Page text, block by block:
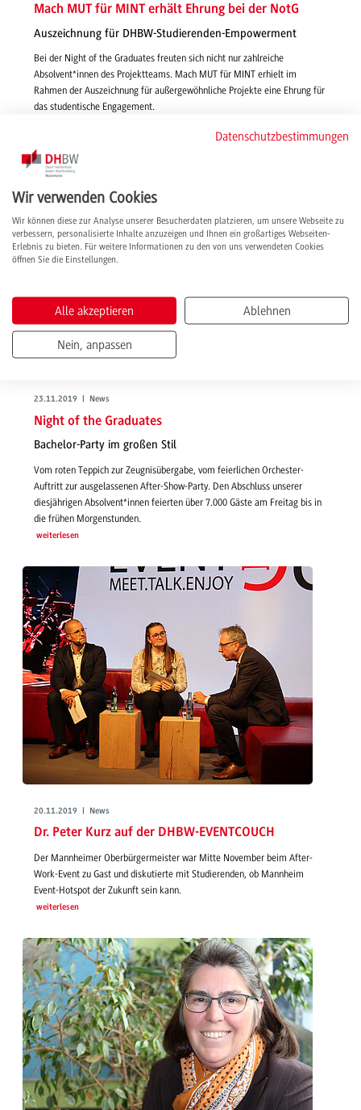
Mach MUT für MINT erhält Ehrung bei der NotG
Auszeichnung für DHBW-Studierenden-Empowerment
Bei der Night of the Graduates freuten sich nicht nur zahlreiche
Absolvent*innen des Projektteams. Mach MUT für MINT erhielt im
Rahmen der Auszeichnung für außergewöhnliche Projekte eine Ehrung für
das studentische Engagement.
23.11.2019 | News
Night of the Graduates
Bachelor-Party im großen Stil
Vom roten Teppich zur Zeugnisübergabe, vom feierlichen Orchester-
Auftritt zur ausgelassenen After-Show-Party. Den Abschluss unserer
diesjährigen Absolvent*innen feierten über 7.000 Gäste am Freitag bis in
die frühen Morgenstunden.
weiterlesen
20.11.2019 | News
Dr. Peter Kurz auf der DHBW-EVENTCOUCH
Der Mannheimer Oberbürgermeister war Mitte November beim After-
Work-Event zu Gast und diskutierte mit Studierenden, ob Mannheim
Event-Hotspot der Zukunft sein kann.
weiterlesen
Datenschutzbestimmungen
Wir verwenden Cookies
Wir können diese zur Analyse unserer Besucherdaten platzieren, um unsere Webseite zu
verbessern, personalisierte Inhalte anzuzeigen und Ihnen ein großartiges Webseiten-
Erlebnis zu bieten. Für weitere Informationen zu den von uns verwendeten Cookies
öffnen Sie die Einstellungen.
Alle akzeptieren Ablehnen
Nein, anpassen